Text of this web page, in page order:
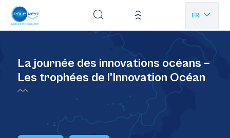
FR
La journée des innovations océans –
Les trophées de l’Innovation Océan
Panneau de gestion des cookies